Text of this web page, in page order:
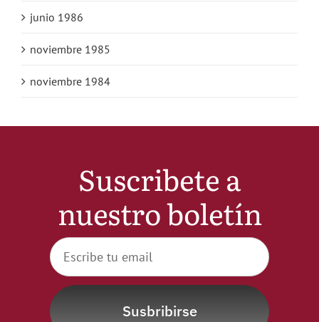
junio 1986
noviembre 1985
noviembre 1984
Suscribete a
nuestro boletín
Susbribirse